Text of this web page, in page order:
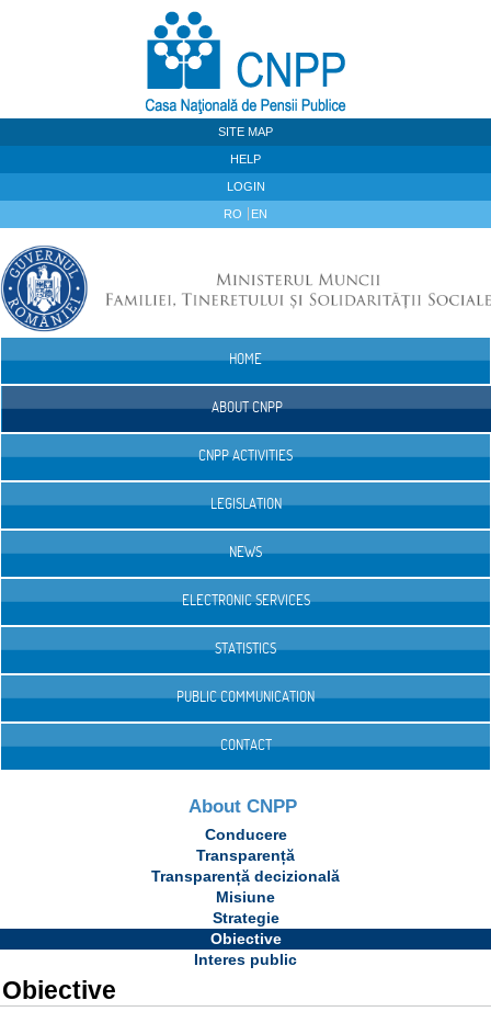
SITE MAP
HELP
LOGIN
RO EN
HOME
ABOUT CNPP
CNPP ACTIVITIES
LEGISLATION
NEWS
ELECTRONIC SERVICES
STATISTICS
PUBLIC COMMUNICATION
CONTACT
About CNPP
Conducere
Transparență
Transparență decizională
Misiune
Strategie
Obiective
Interes public
Obiective